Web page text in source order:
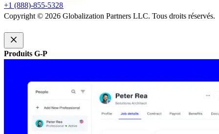
+1 (888)-855-5328​​
Copyright © 2026 Globalization Partners LLC. Tous droits réservés.​​
Produits G-P​​